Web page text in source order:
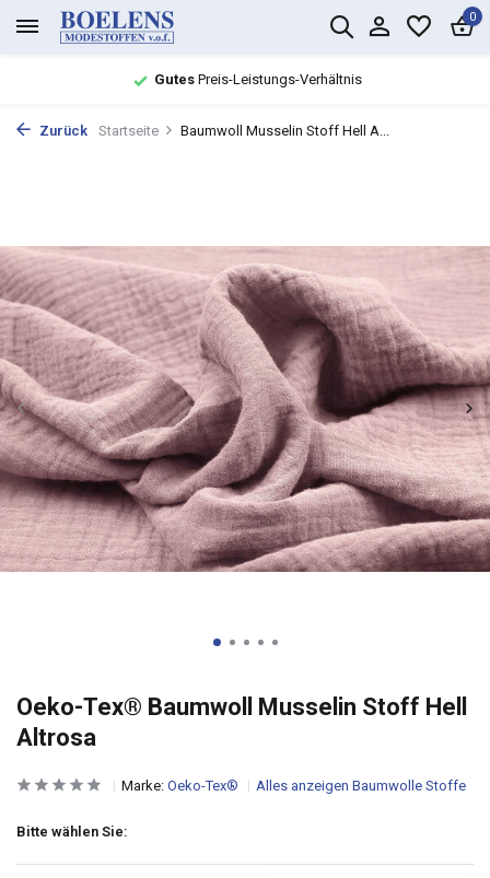
0
GutesPreis-Leistungs-Verhältnis
Zurück Startseite Baumwoll Musselin Stoff Hell A...
Oeko-Tex® Baumwoll Musselin Stoff Hell
Altrosa
Marke: Oeko-Tex® Alles anzeigen Baumwolle Stoffe
Bitte wählen Sie: